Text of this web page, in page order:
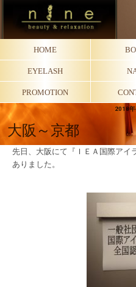
HOME
EYELASH
PROMOTION
2018
大阪～京都
先日、大阪にて『ＩＥＡ国際アイ
ありました。